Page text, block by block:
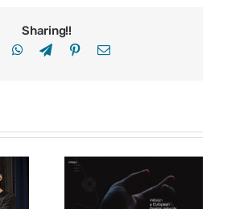
Sharing!!
FacebookWhatsApp
TelegramPinterestEmail